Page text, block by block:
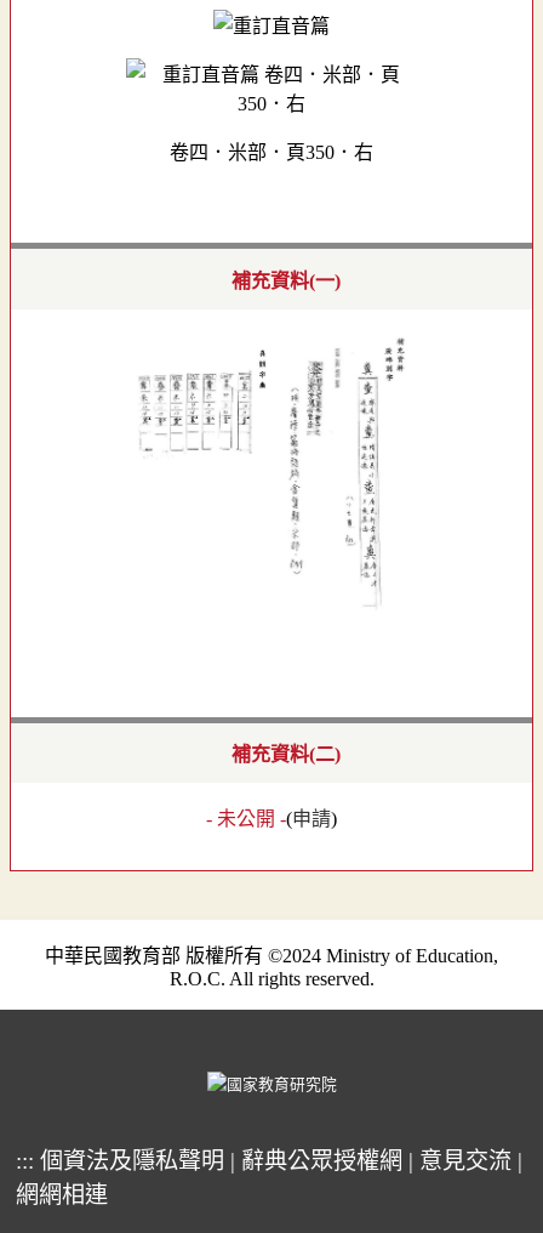
卷四．米部．頁350．右
補充資料(一)
補充資料(二)
- 未公開 -(申請)
中華民國教育部 版權所有 ©2024 Ministry of Education,
R.O.C. All rights reserved.
::: 個資法及隱私聲明 | 辭典公眾授權網 | 意見交流 |
網網相連